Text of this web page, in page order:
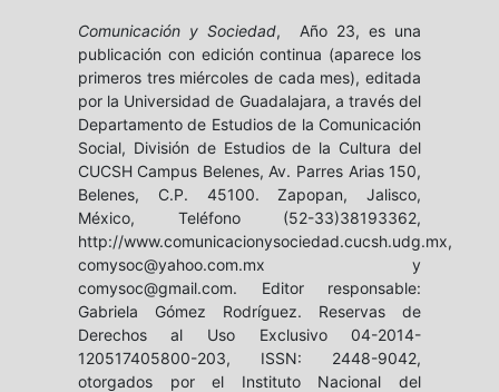
Comunicación y Sociedad, Año 23, es una
publicación con edición continua (aparece los
primeros tres miércoles de cada mes), editada
por la Universidad de Guadalajara, a través del
Departamento de Estudios de la Comunicación
Social, División de Estudios de la Cultura del
CUCSH Campus Belenes, Av. Parres Arias 150,
Belenes, C.P. 45100. Zapopan, Jalisco,
México, Teléfono (52-33)38193362,
http://www.comunicacionysociedad.cucsh.udg.mx,
comysoc@yahoo.com.mx y
comysoc@gmail.com. Editor responsable:
Gabriela Gómez Rodríguez. Reservas de
Derechos al Uso Exclusivo 04-2014-
120517405800-203, ISSN: 2448-9042,
otorgados por el Instituto Nacional del